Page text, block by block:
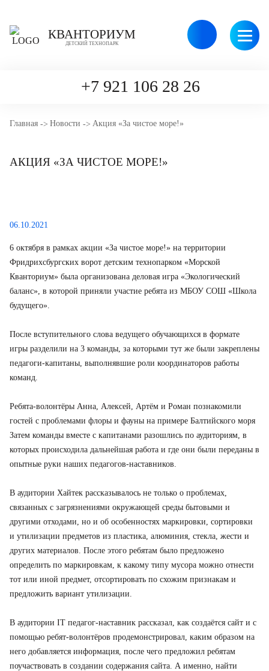
КВАНТОРИУМ
ДЕТСКИЙ ТЕХНОПАРК
+7 921 106 28 26
Версия
для
НАПРАВЛЕНИЯ
КОМАНДА ТЕХНОПАРКА
КОНТАКТЫ
Главная Новости Акция «За чистое море!»
АКЦИЯ «ЗА ЧИСТОЕ МОРЕ!»
06.10.2021
6 октября в рамках акции «За чистое море!» на территории
Фридрихсбургских ворот детским технопарком «Морской
Кванториум» была организована деловая игра «Экологический
баланс», в которой приняли участие ребята из МБОУ СОШ «Школа
будущего».
После вступительного слова ведущего обучающихся в формате
игры разделили на 3 команды, за которыми тут же были закреплены
педагоги-капитаны, выполнявшие роли координаторов работы
команд.
Ребята-волонтёры Анна, Алексей, Артём и Роман познакомили
гостей с проблемами флоры и фауны на примере Балтийского моря
Затем команды вместе с капитанами разошлись по аудиториям, в
которых происходила дальнейшая работа и где они были переданы в
опытные руки наших педагогов-наставников.
В аудитории Хайтек рассказывалось не только о проблемах,
связанных с загрязнениями окружающей среды бытовыми и
другими отходами, но и об особенностях маркировки, сортировки
и утилизации предметов из пластика, алюминия, стекла, жести и
других материалов. После этого ребятам было предложено
определить по маркировкам, к какому типу мусора можно отнести
тот или иной предмет, отсортировать по схожим признакам и
предложить вариант утилизации.
В аудитории IT педагог-наставник рассказал, как создаётся сайт и с
помощью ребят-волонтёров продемонстрировал, каким образом на
него добавляется информация, после чего предложил ребятам
поучаствовать в создании содержания сайта. А именно, найти